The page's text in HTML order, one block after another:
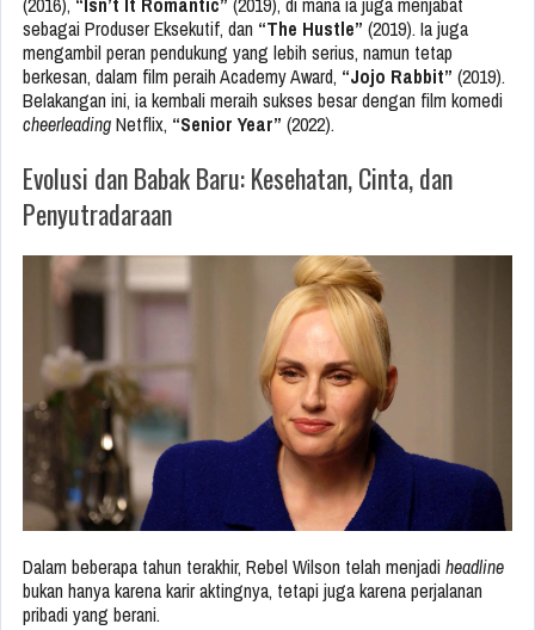
(2016), “Isn’t It Romantic” (2019), di mana ia juga menjabat
sebagai Produser Eksekutif, dan “The Hustle” (2019). Ia juga
mengambil peran pendukung yang lebih serius, namun tetap
berkesan, dalam film peraih Academy Award, “Jojo Rabbit” (2019).
Belakangan ini, ia kembali meraih sukses besar dengan film komedi
cheerleadingNetflix, “Senior Year” (2022).
Evolusi dan Babak Baru: Kesehatan, Cinta, dan
Penyutradaraan
Dalam beberapa tahun terakhir, Rebel Wilson telah menjadi headline
bukan hanya karena karir aktingnya, tetapi juga karena perjalanan
pribadi yang berani.